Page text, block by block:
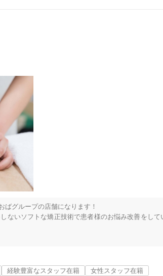
5 件 検索結果を見る
グループの店舗になります！
ないソフトな矯正技術で患者様のお悩み改善をして
経験豊富なスタッフ在籍
女性スタッフ在籍